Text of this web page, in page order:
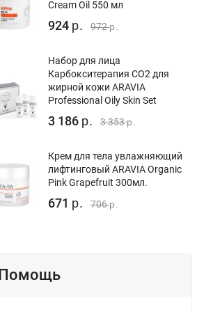
Cream Oil 550 мл
924 р. 972р.
Набор для лица
Карбокситерапия СО2 для
жирной кожи ARAVIA
Professional Oily Skin Set
3 186 р. 3 353р.
Крем для тела увлажняющий
лифтинговый ARAVIA Organic
Pink Grapefruit 300мл.
671 р. 706р.
Помощь